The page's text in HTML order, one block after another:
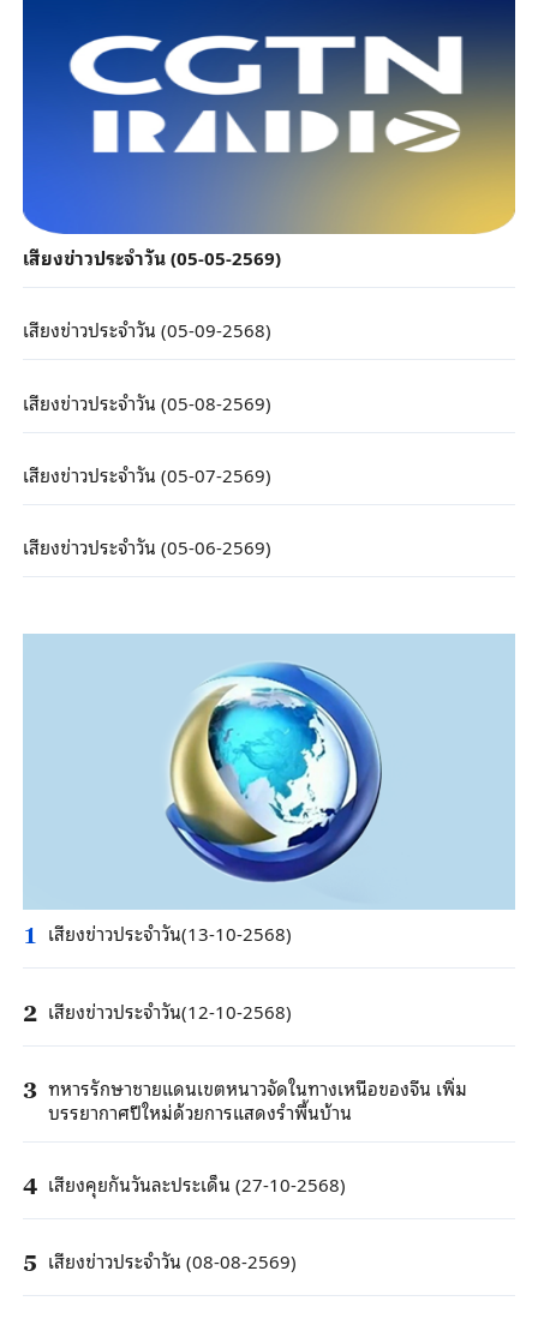
เสียงข่าวประจำวัน (05-05-2569)
เสียงข่าวประจำวัน (05-09-2568)
เสียงข่าวประจำวัน (05-08-2569)
เสียงข่าวประจำวัน (05-07-2569)
เสียงข่าวประจำวัน (05-06-2569)
1 เสียงข่าวประจำวัน(13-10-2568)
2 เสียงข่าวประจำวัน(12-10-2568)
3 ทหารรักษาชายแดนเขตหนาวจัดในทางเหนือของจีน เพิ่ม
บรรยากาศปีใหม่ด้วยการแสดงรำพื้นบ้าน
4 เสียงคุยกันวันละประเด็น (27-10-2568)
5 เสียงข่าวประจำวัน (08-08-2569)